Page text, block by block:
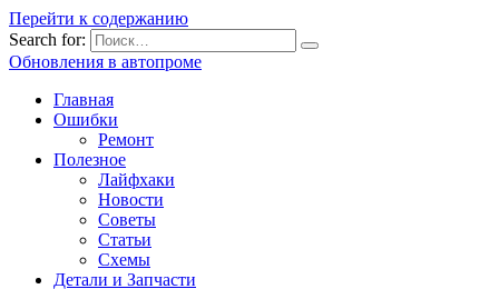
Перейти к содержанию
Search for:
Обновления в автопроме
Главная
Ошибки
Ремонт
Полезное
Лайфхаки
Новости
Советы
Статьи
Схемы
Детали и Запчасти